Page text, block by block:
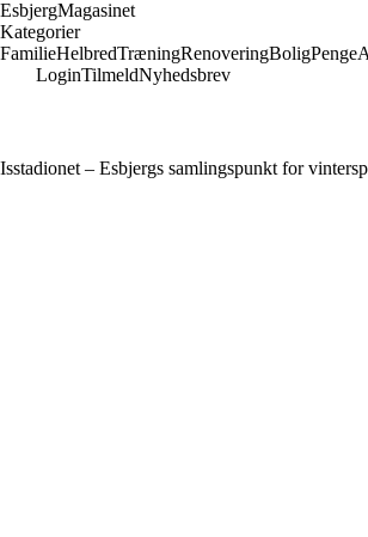
EsbjergMagasinet
Kategorier
FamilieHelbredTræningRenoveringBoligPenge
LoginTilmeldNyhedsbrev
Isstadionet – Esbjergs samlingspunkt for